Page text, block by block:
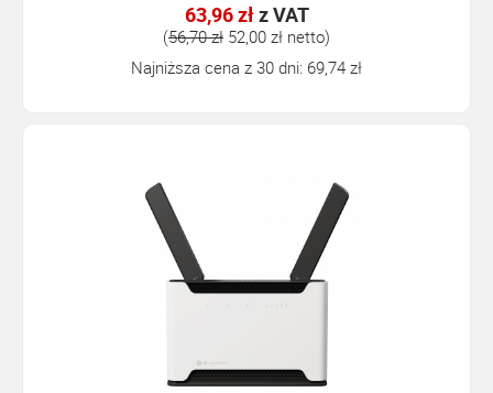
63,96 złz VAT
(56,70 zł 52,00 zł netto)
Najniższa cena z 30 dni: 69,74 zł